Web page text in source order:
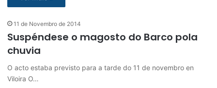
11 de Novembro de 2014
Suspéndese o magosto do Barco pola
chuvia
O acto estaba previsto para a tarde do 11 de novembro en
Viloira O…